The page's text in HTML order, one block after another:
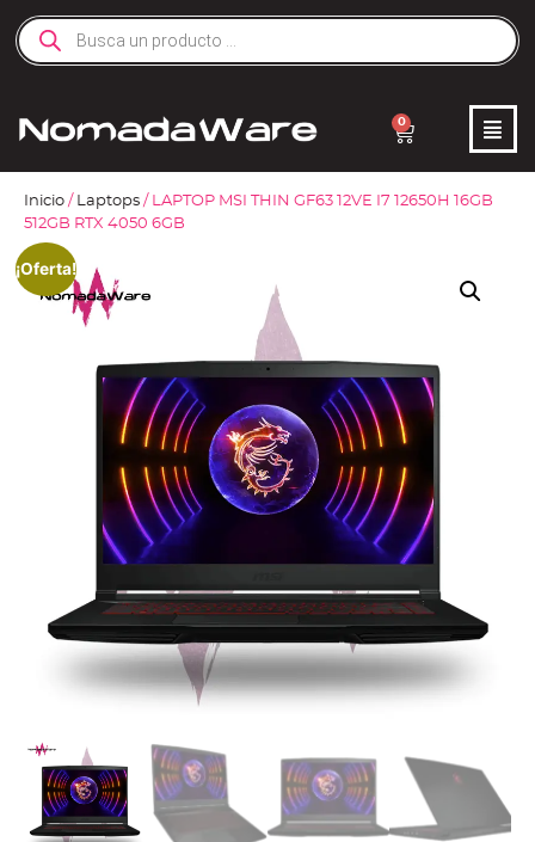
0
Inicio / Laptops / LAPTOP MSI THIN GF63 12VE I7 12650H 16GB
512GB RTX 4050 6GB
¡Oferta!